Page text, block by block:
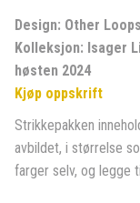
Design: Other
Kolleksjon: Isager
høsten 2024
Kjøp oppskrift
Strikkepakken
avbildet, i størrelse
farger selv, og legge